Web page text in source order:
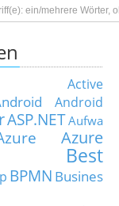
Active
Android
ASP.NETAufwa
Azure
Best
BPMN Busines